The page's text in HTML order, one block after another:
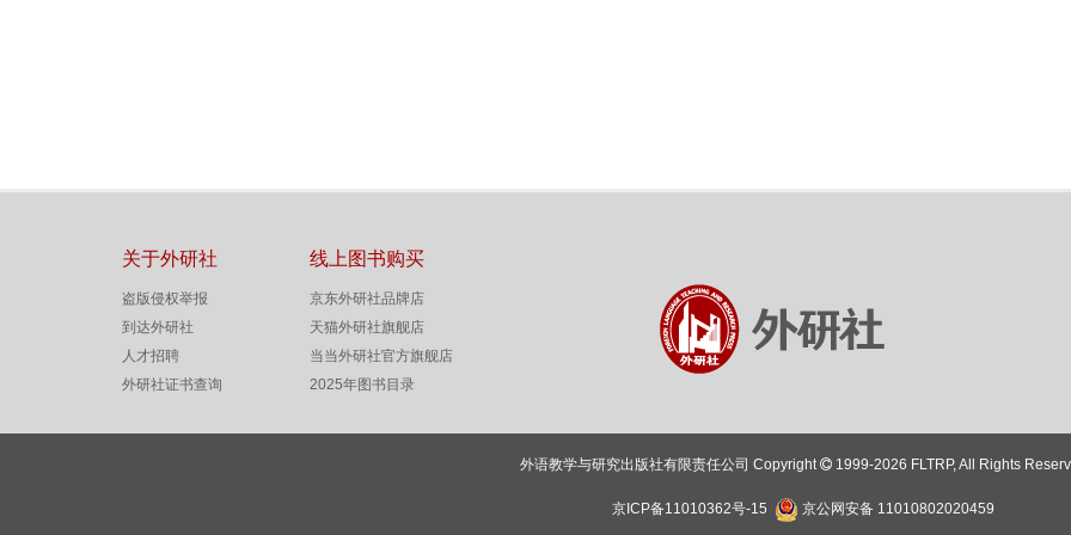
关于外研社
盗版侵权举报
到达外研社
人才招聘
外研社证书查询
线上图书购买
京东外研社品牌店
天猫外研社旗舰店
当当外研社官方旗舰店
2025年图书目录
外语教学与研究出版社有限责任公司 Copyright 1999-2026 FLTRP, All Rights
京ICP备11010362号-15 京公网安备 11010802020459